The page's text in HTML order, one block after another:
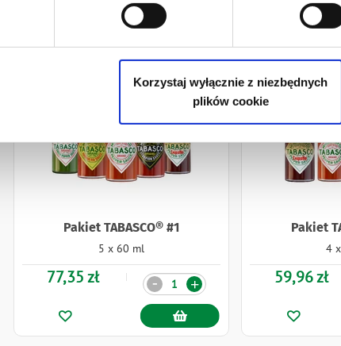
osobowych jest wPolityki prywatności
Korzystaj wyłącznie z niezbędnych
plików cookie
Pakiet TABASCO® #1
5 x 60 ml
77,35 zł Ilość +
-
Pakiet
4
59,96 zł